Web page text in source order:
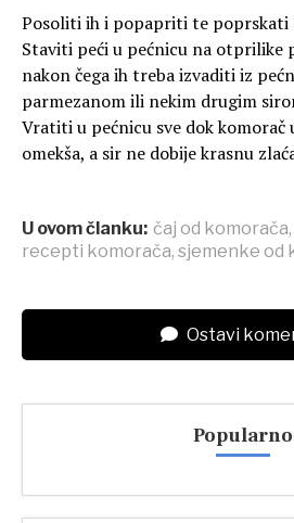
Posoliti ih i popapriti te poprskati
Staviti peći u pećnicu na otprilike
nakon čega ih treba izvaditi iz
parmezanom ili nekim drugim
Vratiti u pećnicu sve dok
omekša, a sir ne dobije krasnu
U ovom članku: čaj od komorača,
recepti komorača, sjemenke od
Ostavi
Popularno